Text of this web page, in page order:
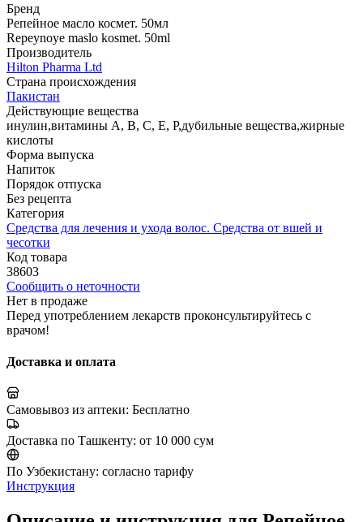
Бренд
Репейное масло космет. 50мл
Repeynoye maslo kosmet. 50ml
Производитель
Hilton Pharma Ltd
Страна происхождения
Пакистан
Действующие вещества
инулин,витамины A, B, C, E, P,дубильные вещества,жирные
кислоты
Форма выпуска
Напиток
Порядок отпуска
Без рецепта
Категория
Средства для лечения и ухода волос. Средства от вшей и
чесотки
Код товара
38603
Сообщить о неточности
Нет в продаже
Перед употреблением лекарств проконсультируйтесь с
врачом!
Доставка и оплата
Самовывоз из аптеки: Бесплатно
Доставка по Ташкенту: от 10 000 сум
По Узбекистану: согласно тарифу
Инструкция